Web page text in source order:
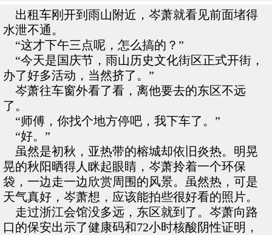
出租车刚开到雨山附近，岑萧就看见前面堵得
水泄不通。
“这才下午三点呢，怎么搞的？”
“今天是国庆节，雨山历史文化街区正式开街，
办了好多活动，当然挤了。”
岑萧往车窗外看了看，离他要去的东区不远
了。
“师傅，你找个地方停吧，我下车了。”
“好。”
虽然是初秋，亚热带的榕城却依旧炎热。明晃
晃的秋阳晒得人眯起眼睛，岑萧拎着一个环保
袋，一边走一边欣赏周围的风景。虽然热，可是
天气真好，岑萧想，应该能拍些很好看的照片。
走过浙江会馆没多远，东区就到了。岑萧向路
口的保安出示了健康码和72小时核酸阴性证明，